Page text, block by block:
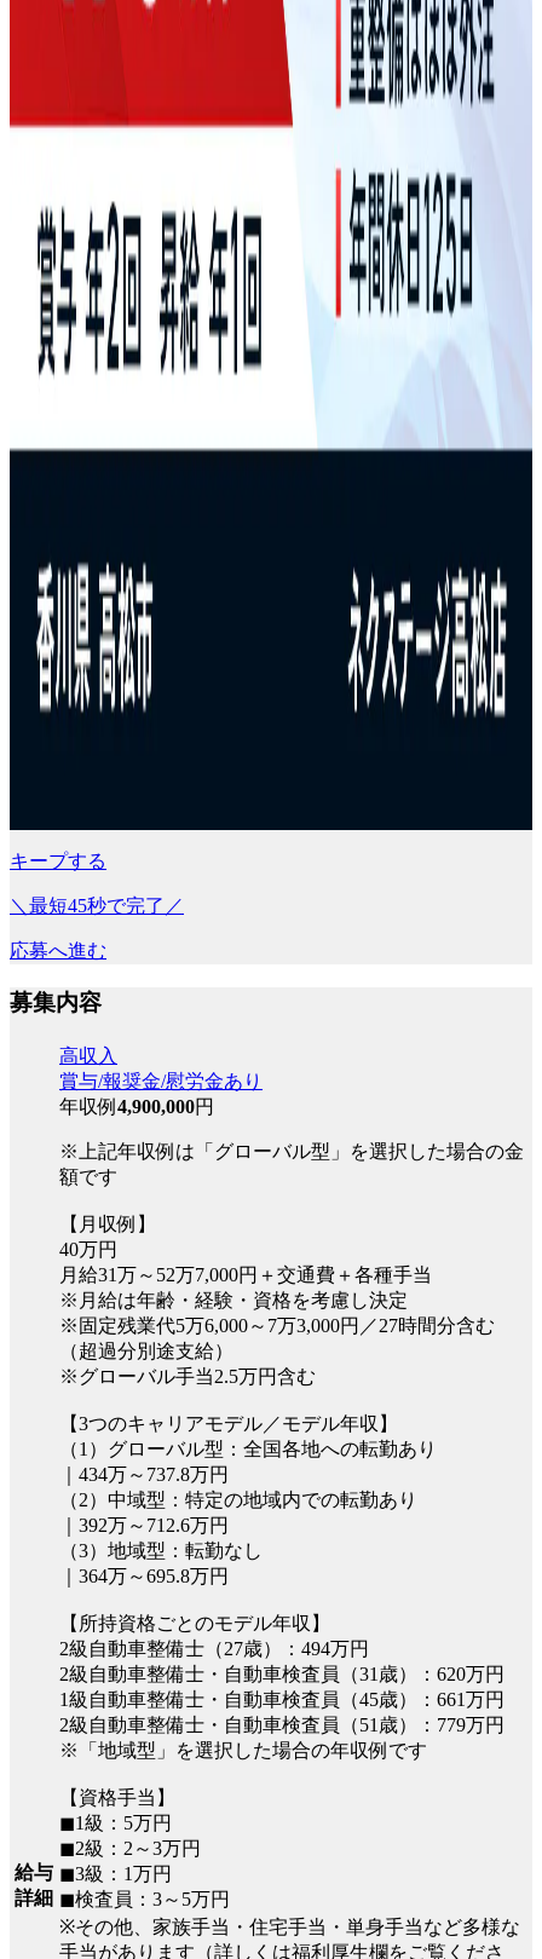
キープする
＼最短45秒で完了／
応募へ進む
募集内容
給与
詳細
高収入
賞与/報奨金/慰労金あり
年収例 4,900,000円
※上記年収例は「グローバル型」を選択した場合の金
額です
【月収例】
40万円
月給31万～52万7,000円＋交通費＋各種手当
※月給は年齢・経験・資格を考慮し決定
※固定残業代5万6,000～7万3,000円／27時間分含む
（超過分別途支給）
※グローバル手当2.5万円含む
【3つのキャリアモデル／モデル年収】
（1）グローバル型：全国各地への転勤あり
｜434万～737.8万円
（2）中域型：特定の地域内での転勤あり
｜392万～712.6万円
（3）地域型：転勤なし
｜364万～695.8万円
【所持資格ごとのモデル年収】
2級自動車整備士（27歳）：494万円
2級自動車整備士・自動車検査員（31歳）：620万円
1級自動車整備士・自動車検査員（45歳）：661万円
2級自動車整備士・自動車検査員（51歳）：779万円
※「地域型」を選択した場合の年収例です
【資格手当】
◼︎1級：5万円
◼︎2級：2～3万円
◼︎3級：1万円
◼︎検査員：3～5万円
※その他、家族手当・住宅手当・単身手当など多様な
手当があります（詳しくは福利厚生欄をご覧くださ